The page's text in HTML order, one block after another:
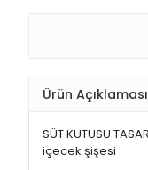
Ürün Açıklaması
SÜT KUTUSU
içecek şişesi